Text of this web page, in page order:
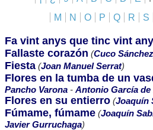
M
N O P Q R S
Fa vint anys que tinc vint
Fallaste corazón (Cuco Sánchez
Fiesta (Joan Manuel Serrat)
Flores en la tumba de un
Pancho Varona - Antonio García de
Flores en su entierro (Joaquín
Fúmame, fúmame (Joaquín
Javier Gurruchaga)